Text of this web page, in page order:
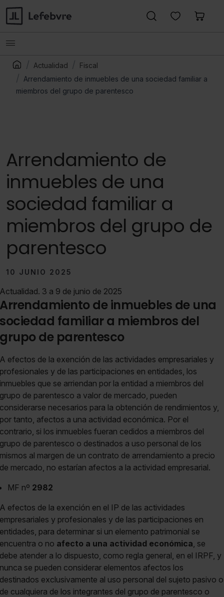
Actualidad
Fiscal
Arrendamiento de inmuebles de una sociedad familiar a
miembros del grupo de parentesco
Arrendamiento de
inmuebles de una
sociedad familiar a
miembros del grupo de
parentesco
10 JUNIO 2025
Actualidad. 3 a 9 de junio de 2025
Arrendamiento de inmuebles de una
sociedad familiar a miembros del
grupo de parentesco
A efectos de la exención de las actividades empresariales y
profesionales y de las participaciones en entidades, los
inmuebles que se arriendan por la entidad a miembros del
grupo de parentesco a valor de mercado, pueden
considerarse necesarios para la obtención de rendimientos y,
por tanto, afectos a una actividad económica. Por el
contrario, si los inmuebles fueran cedidos a miembros del
grupo de parentesco o destinados a uso personal de los
mismos al margen de un contrato de arrendamiento a precio
de mercado, no estarían afectos a la actividad empresarial.
MF nº 2982
A efectos de la exención en el IP de las actividades
empresariales y profesionales y de las participaciones en
entidades, para determinar si un elemento patrimonial se
encuentra o no afecto a una actividad económica, se
debe atender a lo dispuesto, como regla general, en el IRPF, y
nunca se pueden considerar elementos afectos los
destinados exclusivamente al uso personal del sujeto pasivo o
de cualquiera de los integrantes del grupo de parentesco o